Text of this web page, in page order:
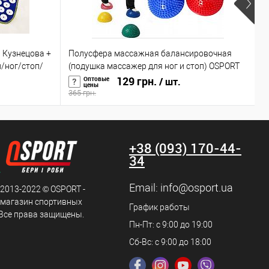
+
ног/стоп/
Полусфера массажная балансировочная
(подушка массажер для ног и стоп) OSPORT
(OF-0059)
Оптовые
цены 129 грн. / шт.
365 грн.
2022 © OSPORT -
спортивных
права защищены.
+38 (093) 170-44-
34
Email: info@osport.ua
График работы
Пн-Пт: с 9:00 до 19:00
Сб-Вс: с 9:00 до 18:00